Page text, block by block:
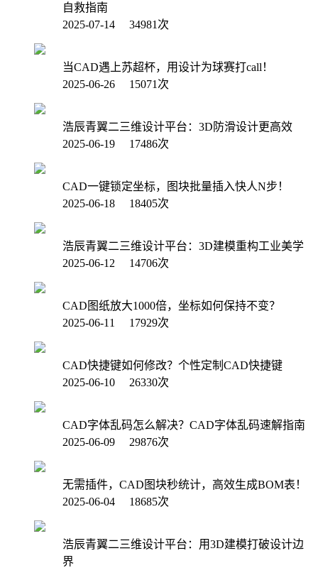
自救指南
2025-07-14 34981次
当CAD遇上苏超杯，用设计为球赛打call！
2025-06-26 15071次
浩辰青翼二三维设计平台：3D防滑设计更高效
2025-06-19 17486次
CAD一键锁定坐标，图块批量插入快人N步！
2025-06-18 18405次
浩辰青翼二三维设计平台：3D建模重构工业美学
2025-06-12 14706次
CAD图纸放大1000倍，坐标如何保持不变？
2025-06-11 17929次
CAD快捷键如何修改？个性定制CAD快捷键
2025-06-10 26330次
CAD字体乱码怎么解决？CAD字体乱码速解指南
2025-06-09 29876次
无需插件，CAD图块秒统计，高效生成BOM表！
2025-06-04 18685次
浩辰青翼二三维设计平台：用3D建模打破设计边
界